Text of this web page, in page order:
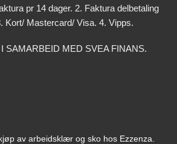
pr 14 dager. 2. Faktura delbetaling
Kort/ Mastercard/ Visa. 4. Vipps.
SAMARBEID MED SVEA FINANS.
av arbeidsklær og sko hos Ezzenza.